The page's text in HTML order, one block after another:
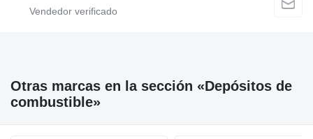
Otras marcas en la sección «Depósitos de
combustible»